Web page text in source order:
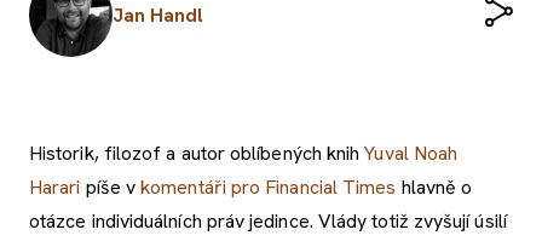
Jan Handl
Historik, filozof a autor oblíbených knihYuval Noah
Harari píše vkomentáři pro Financial Times hlavně o
otázce individuálních práv jedince. Vlády totiž zvyšují úsilí